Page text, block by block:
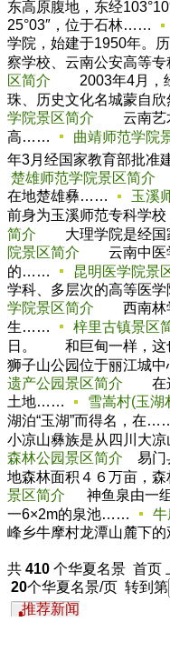
东高原腹地，东经
25°03″，位于石林……
学院，始建于1950年。
察学校、云南公安高等
区简介
2003年4月，
珠、历史文化名城蒙自
学院景区简介
云南艺
高……
曲靖师范学院
年3月经国家教育部批
楚雄师范学院景区简介
在地楚雄彝……
玉溪
前身为玉溪师范专科学
简介
大理学院是经国
院景区简介
云南中医
的……
昆明医学院景
学科、多层次的高等医
学院景区简介
西南林
生……
梓里古镇景区
日。 和巨甸一样，
狮子山公园位于丽江城
遗产公园景区简介
在
土地……
雪嵩村(玉湖
湖泊“玉湖”而得名，在
小凉山彝族是从四川大
森林公园景区简介
易门
地森林面积４６万亩，
景区简介
神鱼泉由一
一6×2m的泉池……
牛
峰乡牛摩村龙潭山麓下
共 410 个华夏名景 首页
20个华夏名景/页 转到第
推荐新闻